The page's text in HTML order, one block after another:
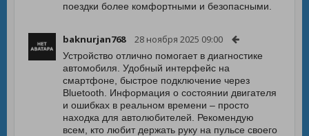
поездки более комфортными и безопасными.
baknurjan768 28 ноября 2025 09:00
Устройство отлично помогает в диагностике
автомобиля. Удобный интерфейс на
смартфоне, быстрое подключение через
Bluetooth. Информация о состоянии двигателя
и ошибках в реальном времени – просто
находка для автолюбителей. Рекомендую
всем, кто любит держать руку на пульсе своего